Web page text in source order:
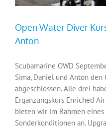
Open Water Diver
Anton
Scubamarine OWD
Sima, Daniel und Anton den
abgeschlossen. Alle drei
Ergänzungskurs Enriched
bieten wir im Rahmen
Sonderkonditionen an.